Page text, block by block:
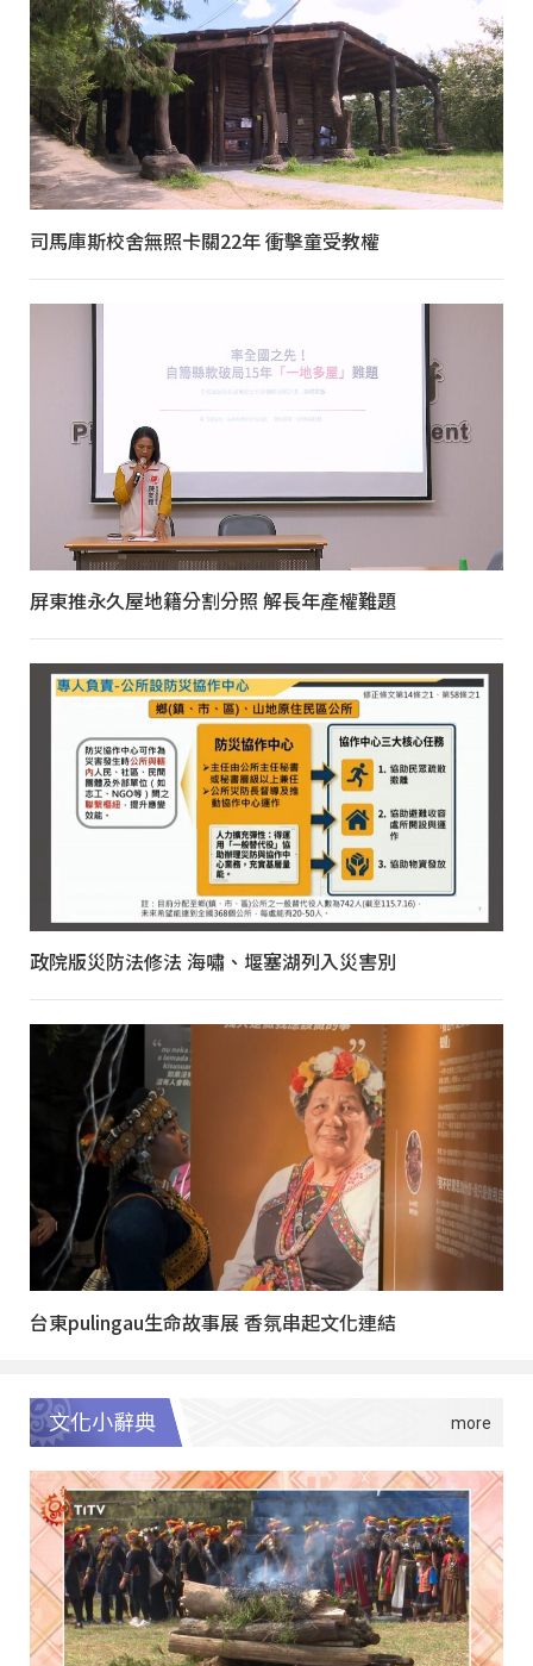
司馬庫斯校舍無照卡關22年 衝擊童受教權
屏東推永久屋地籍分割分照 解長年產權難題
政院版災防法修法 海嘯、堰塞湖列入災害別
台東pulingau生命故事展 香氛串起文化連結
文化小辭典